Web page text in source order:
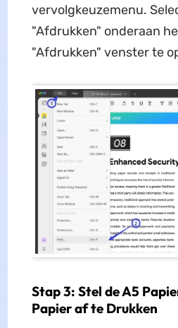
vervolgkeuzemenu.
"Afdrukken" onderaan
"Afdrukken" venster te
Stap 3: Stel de A5
Papier af te Drukken